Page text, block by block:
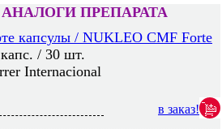
ПРЕПАРАТА
/ NUKLEO CMF Forte
капс. / 30 шт.
Internacional
в заказ!